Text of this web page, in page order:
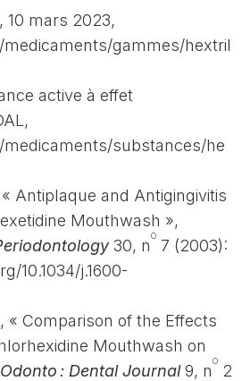
10 mars 2023,
gammes/hextril
active à effet
substances/he
Antiplaque and Antigingivitis
Mouthwash »,
30, n
o
7 (2003):
10.1034/j.1600-
« Comparison of the Effects
Mouthwash on
Odonto : Dental Journal9, n
o
2